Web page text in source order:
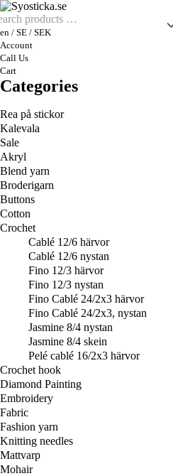
en / SE / SEK
Account
Call Us
Cart
Categories
Rea på stickor
Kalevala
Sale
Akryl
Blend yarn
Broderigarn
Buttons
Cotton
Crochet
Cablé 12/6 härvor
Cablé 12/6 nystan
Fino 12/3 härvor
Fino 12/3 nystan
Fino Cablé 24/2x3 härvor
Fino Cablé 24/2x3, nystan
Jasmine 8/4 nystan
Jasmine 8/4 skein
Pelé cablé 16/2x3 härvor
Crochet hook
Diamond Painting
Embroidery
Fabric
Fashion yarn
Knitting needles
Mattvarp
Mohair